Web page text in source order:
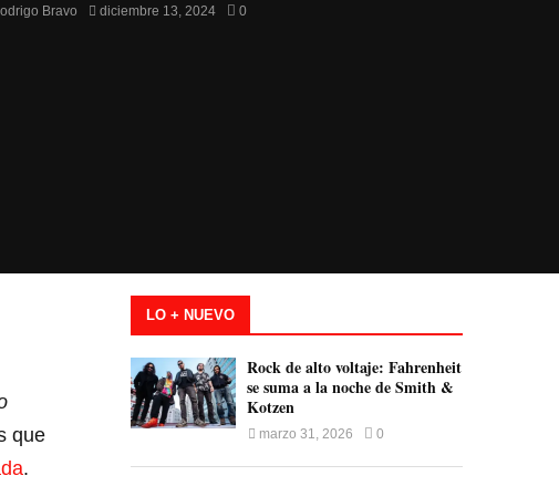
Bravo diciembre 13, 2024 0
que
.
LO + NUEVO
Rock de alto voltaje: Fahrenheit
se suma a la noche de Smith &
Kotzen
marzo 31, 2026 0